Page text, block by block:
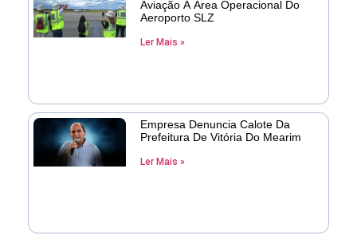
Aviação À Área Operacional Do
Aeroporto SLZ
Ler Mais »
Empresa Denuncia Calote Da
Prefeitura De Vitória Do Mearim
Ler Mais »